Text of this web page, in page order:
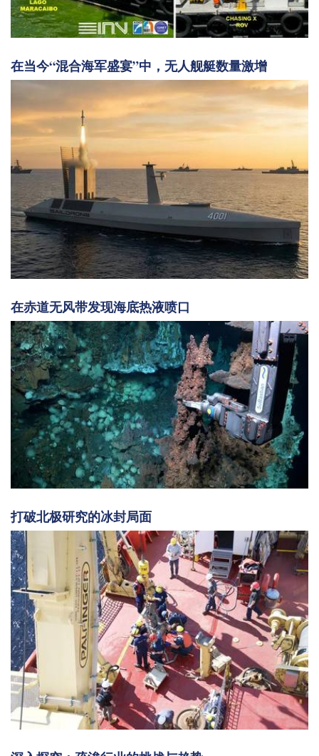
在当今“混合海军盛宴”中，无人舰艇数量激增
在赤道无风带发现海底热液喷口
打破北极研究的冰封局面